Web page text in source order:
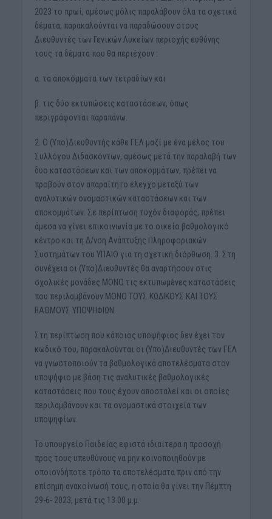
2023 το πρωί, αμέσως μόλις παραλάβουν όλα τα σχετικά
δέματα, παρακαλούνται να παραδώσουν στους
Διευθυντές των Γενικών Λυκείων περιοχής ευθύνης
τους τα δέματα που θα περιέχουν :
α. τα αποκόμματα των τετραδίων και
β. τις δύο εκτυπώσεις καταστάσεων, όπως
περιγράφονται παραπάνω.
2. Ο (Υπο)Διευθυντής κάθε ΓΕΛ μαζί με ένα μέλος του
Συλλόγου Διδασκόντων, αμέσως μετά την παραλαβή των
δύο καταστάσεων και των αποκομμάτων, πρέπει να
προβούν στον απαραίτητο έλεγχο μεταξύ των
αναλυτικών ονομαστικών καταστάσεων και των
αποκομμάτων. Σε περίπτωση τυχόν διαφοράς, πρέπει
άμεσα να γίνει επικοινωνία με το οικείο βαθμολογικό
κέντρο και τη Δ/νση Ανάπτυξης Πληροφοριακών
Συστημάτων του ΥΠΑΙΘ για τη σχετική διόρθωση. 3. Στη
συνέχεια οι (Υπο)Διευθυντές θα αναρτήσουν στις
σχολικές μονάδες ΜΟΝΟ τις εκτυπωμένες καταστάσεις
που περιλαμβάνουν ΜΟΝΟ ΤΟΥΣ ΚΩΔΙΚΟΥΣ ΚΑΙ ΤΟΥΣ
ΒΑΘΜΟΥΣ ΥΠΟΨΗΦΙΩΝ.
Στη περίπτωση που κάποιος υποψήφιος δεν έχει τον
κωδικό του, παρακαλούνται οι (Υπο)Διευθυντές των ΓΕΛ
να γνωστοποιούν τα βαθμολογικά αποτελέσματα στον
υποψήφιο με βάση τις αναλυτικές βαθμολογικές
καταστάσεις που τους έχουν αποσταλεί και οι οποίες
περιλαμβάνουν και τα ονομαστικά στοιχεία των
υποψηφίων.
Το υπουργείο Παιδείας εφιστά ιδιαίτερα η προσοχή
προς τους υπευθύνους να μην κοινοποιηθούν με
οποιονδήποτε τρόπο τα αποτελέσματα πριν από την
επίσημη ανακοίνωσή τους, η οποία θα γίνει την Πέμπτη
29-6- 2023, μετά τις 13.00 μ.μ.